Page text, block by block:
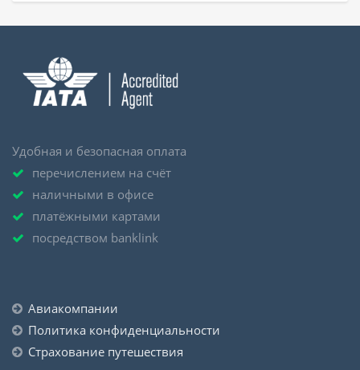
Удобная и безопасная оплата
перечислением на счёт
наличными в офисе
платёжными картами
посредством banklink
Авиакомпании
Политика конфиденциальности
Страхование путешествия